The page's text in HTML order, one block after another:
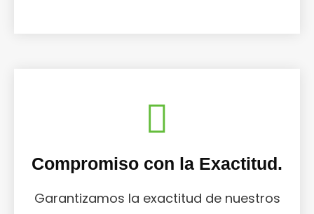
Compromiso con la Exactitud.
Garantizamos la exactitud de nuestros